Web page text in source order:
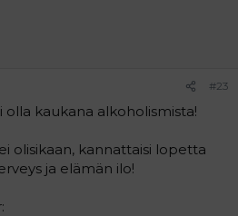
#23
olla kaukana alkoholismista!
olisikaan, kannattaisi lopetta
ja elämän ilo!